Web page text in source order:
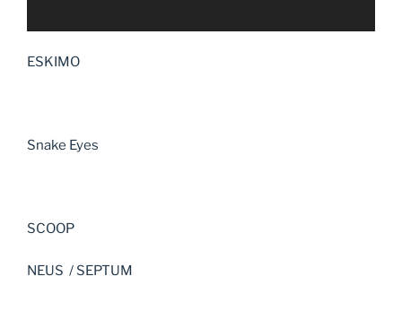
ESKIMO
Snake Eyes
SCOOP
NEUS / SEPTUM